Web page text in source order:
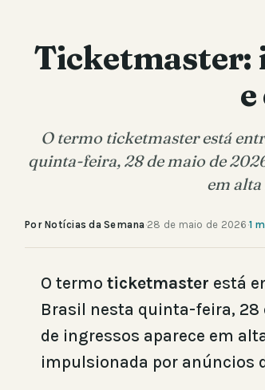
Ticketmaster:
O termo ticketmaster está
quinta-feira, 28 de maio de
em
Por Notícias da Semana ·28 de maio de 2026 ·1
O termo ticketmaster está
Brasil nesta quinta-feira, 28
de ingressos aparece em
impulsionada por anúncios